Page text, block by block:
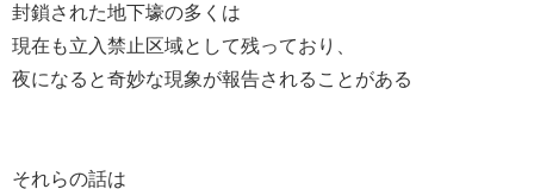
封鎖された地下壕の多くは
現在も立入禁止区域として残っており、
夜になると奇妙な現象が報告されることがある
それらの話は